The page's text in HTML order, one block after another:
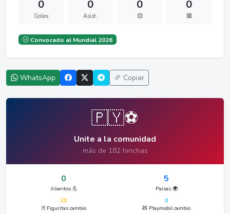
0
Goles
0
Asist.
0
🟨
0
🟥
Convocado al Mundial 2026
WhatsApp Copiar
🇵🇾⚽
Unite a la comunidad
más de 182 hinchas
0
Alientos 💪
5
Países 🌍
20
🃏 Figuritas cambio
0
🧸 Playmobil cambio